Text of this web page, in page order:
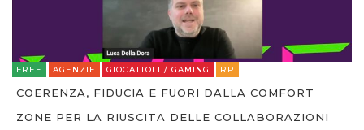
FREE AGENZIE GIOCATTOLI / GAMING RP
COERENZA, FIDUCIA E FUORI DALLA COMFORT
ZONE PER LA RIUSCITA DELLE COLLABORAZIONI